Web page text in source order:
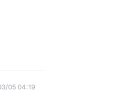
05 04:19